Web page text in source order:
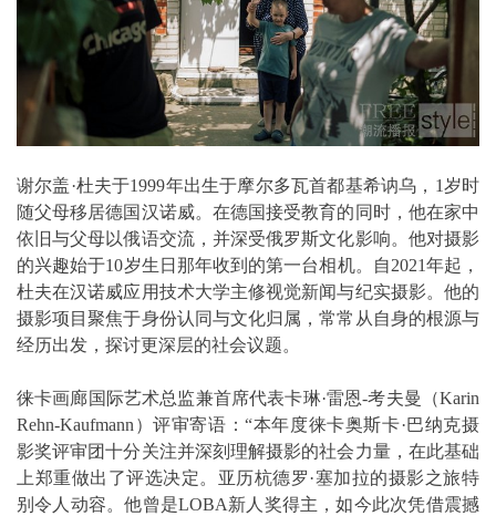
谢尔盖·杜夫于1999年出生于摩尔多瓦首都基希讷乌，1岁时
随父母移居德国汉诺威。在德国接受教育的同时，他在家中
依旧与父母以俄语交流，并深受俄罗斯文化影响。他对摄影
的兴趣始于10岁生日那年收到的第一台相机。自2021年起，
杜夫在汉诺威应用技术大学主修视觉新闻与纪实摄影。他的
摄影项目聚焦于身份认同与文化归属，常常从自身的根源与
经历出发，探讨更深层的社会议题。
徕卡画廊国际艺术总监兼首席代表卡琳·雷恩-考夫曼（Karin
Rehn-Kaufmann）评审寄语：“本年度徕卡奥斯卡·巴纳克摄
影奖评审团十分关注并深刻理解摄影的社会力量，在此基础
上郑重做出了评选决定。亚历杭德罗·塞加拉的摄影之旅特
别令人动容。他曾是LOBA新人奖得主，如今此次凭借震撼